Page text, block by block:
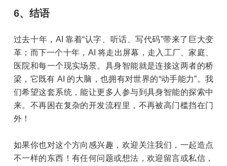
6、结语
过去十年，AI 靠着“认字、听话、写代码”带来了巨大变
革；而下一个十年，AI 将走出屏幕，走入工厂、家庭、
医院和每一个现实场景。具身智能就是连接这两者的桥
梁，它既有 AI 的大脑，也拥有对世界的“动手能力”。我
们希望这套系统，能让更多人参与到具身智能的探索中
来。不再困在复杂的开发流程里，不再被高门槛挡在门
外！
如果你也对这个方向感兴趣，欢迎关注我们，一起造点
不一样的东西！有任何问题或想法，欢迎留言或私信，